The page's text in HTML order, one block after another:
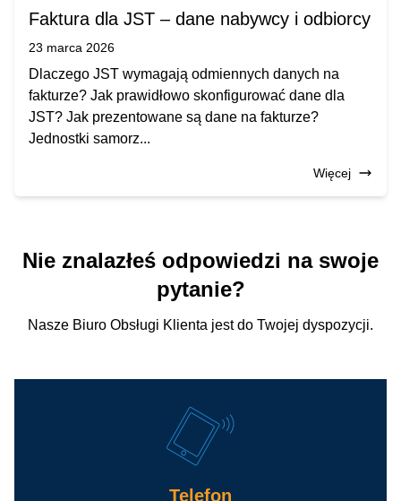
Faktura dla JST – dane nabywcy i odbiorcy
23 marca 2026
Dlaczego JST wymagają odmiennych danych na
fakturze? Jak prawidłowo skonfigurować dane dla
JST? Jak prezentowane są dane na fakturze?
Jednostki samorz...
Więcej
Nie znalazłeś odpowiedzi na swoje
pytanie?
Nasze Biuro Obsługi Klienta jest do Twojej dyspozycji.
Telefon